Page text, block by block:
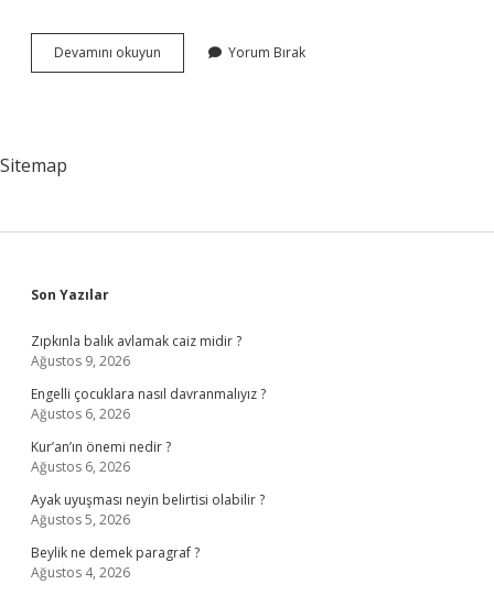
Devamını okuyun
Yaz
Yorum Bırak
Sitemap
Sidebar
Son Yazılar
Zıpkınla balık avlamak caiz midir ?
Ağustos 9, 2026
Engelli çocuklara nasıl davranmalıyız ?
Ağustos 6, 2026
Kur’an’ın önemi nedir ?
Ağustos 6, 2026
Ayak uyuşması neyin belirtisi olabilir ?
Ağustos 5, 2026
Beylik ne demek paragraf ?
Ağustos 4, 2026